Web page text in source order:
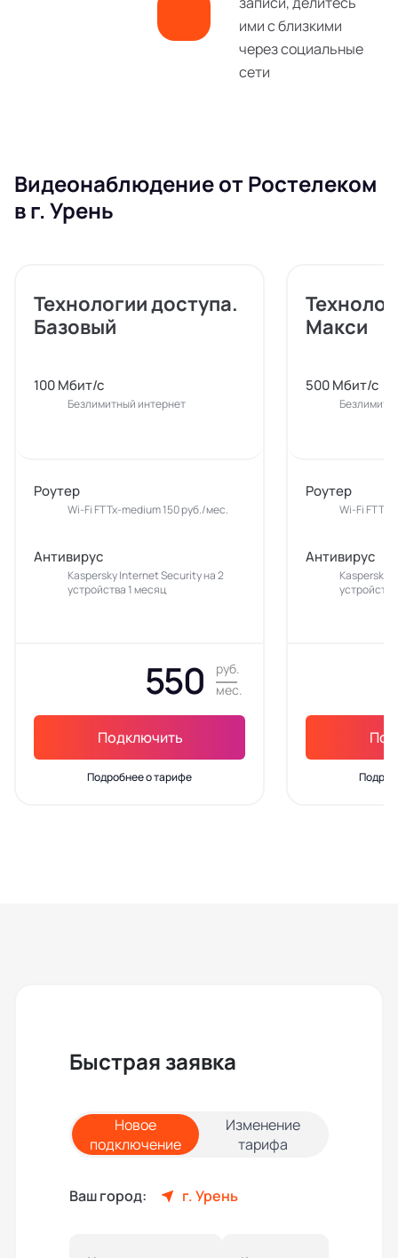
ими с близкими
через социальные
сети
Видеонаблюдение от Ростелеком
в г. Урень
Технологии доступа.
Базовый
100 Мбит/с
Безлимитный интернет
Роутер
Wi-Fi FTTx-medium 150 руб./мес.
Антивирус
Kaspersky Internet Security на 2
устройства 1 месяц
550
руб.
мес.
Подключить
Подробнее о тарифе
Макси
500 Мбит/с
Роутер
Wi-Fi
Антивирус
Kaspersky
Быстрая заявка
Новое
подключение
Изменение
тарифа
Ваш город: г. Урень